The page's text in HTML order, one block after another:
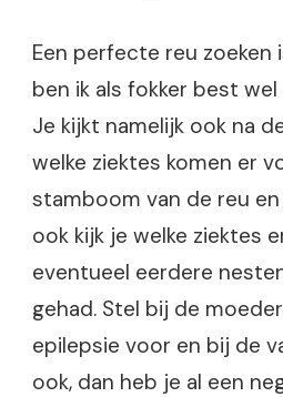
Een perfecte reu zoeken
ben ik als fokker best
Je kijkt namelijk ook na
welke ziektes komen er
stamboom van de reu
ook kijk je welke ziektes
eventueel eerdere
gehad. Stel bij de
epilepsie voor en bij de
ook, dan heb je al een